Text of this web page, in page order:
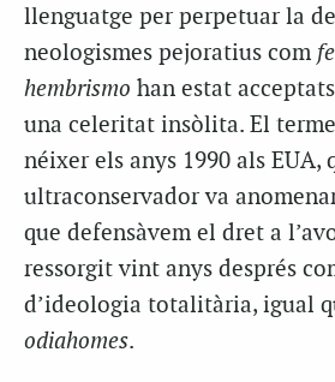
llenguatge per perpetuar la
neologismes pejoratius com
hembrismo han estat
una celeritat insòlita. El terme
néixer els anys 1990 als EUA,
ultraconservador va
que defensàvem el dret a
ressorgit vint anys després
d’ideologia totalitària, igual
odiahomes.